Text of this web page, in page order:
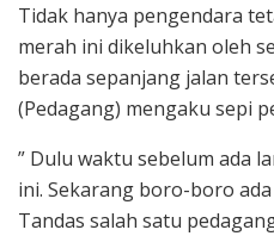
Tidak hanya pengendara
merah ini dikeluhkan oleh
berada sepanjang jalan
(Pedagang) mengaku sepi
” Dulu waktu sebelum ada
ini. Sekarang boro-boro ada
Tandas salah satu